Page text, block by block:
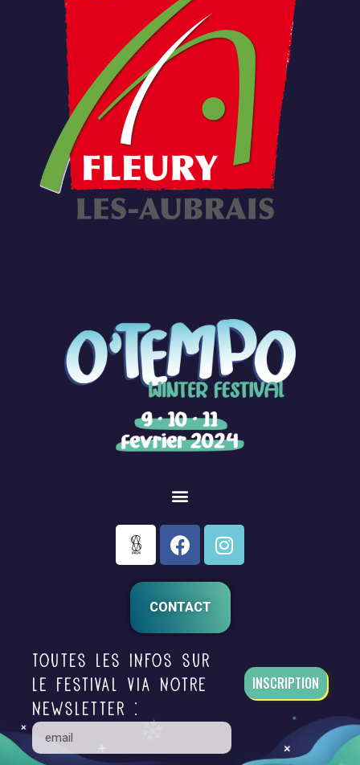
CONTACT
Toutes les infos sur
le festival via notre
newsletter :
INSCRIPTION